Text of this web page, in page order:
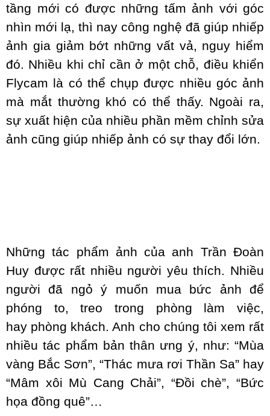
tầng mới có được những tấm ảnh với góc
nhìn mới lạ, thì nay công nghệ đã giúp nhiếp
ảnh gia giảm bớt những vất vả, nguy hiểm
đó. Nhiều khi chỉ cần ở một chỗ, điều khiển
Flycam là có thể chụp được nhiều góc ảnh
mà mắt thường khó có thể thấy. Ngoài ra,
sự xuất hiện của nhiều phần mềm chỉnh sửa
ảnh cũng giúp nhiếp ảnh có sự thay đổi lớn.
Những tác phẩm ảnh của anh Trần Đoàn
Huy được rất nhiều người yêu thích. Nhiều
người đã ngỏ ý muốn mua bức ảnh để
phóng to, treo trong phòng làm việc,
hay phòng khách. Anh cho chúng tôi xem rất
nhiều tác phẩm bản thân ưng ý, như: “Mùa
vàng Bắc Sơn”, “Thác mưa rơi Thần Sa” hay
“Mâm xôi Mù Cang Chải”, “Đồi chè”, “Bức
họa đồng quê”…